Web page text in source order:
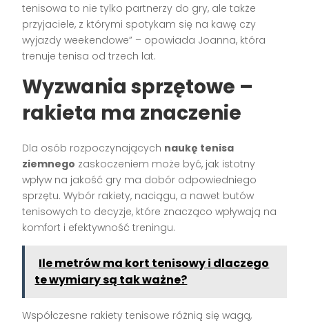
tenisowa to nie tylko partnerzy do gry, ale także
przyjaciele, z którymi spotykam się na kawę czy
wyjazdy weekendowe” – opowiada Joanna, która
trenuje tenisa od trzech lat.
Wyzwania sprzętowe –
rakieta ma znaczenie
Dla osób rozpoczynających naukę tenisa
ziemnego zaskoczeniem może być, jak istotny
wpływ na jakość gry ma dobór odpowiedniego
sprzętu. Wybór rakiety, naciągu, a nawet butów
tenisowych to decyzje, które znacząco wpływają na
komfort i efektywność treningu.
Ile metrów ma kort tenisowy i dlaczego
te wymiary są tak ważne?
Współczesne rakiety tenisowe różnią się wagą,